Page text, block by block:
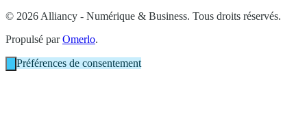
© 2026 Alliancy - Numérique & Business. Tous droits réservés.
Propulsé parOmerlo.
Préférences de consentement